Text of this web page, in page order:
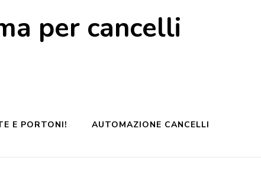
per cancelli
E PORTONI! AUTOMAZIONE CANCELLI